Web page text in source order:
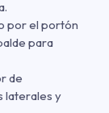
por el portón
para
de
laterales y